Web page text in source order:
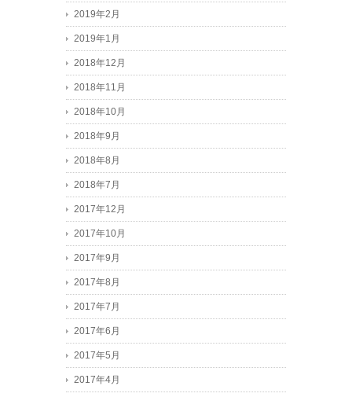
2019年2月
2019年1月
2018年12月
2018年11月
2018年10月
2018年9月
2018年8月
2018年7月
2017年12月
2017年10月
2017年9月
2017年8月
2017年7月
2017年6月
2017年5月
2017年4月